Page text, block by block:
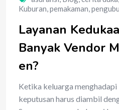
Kuburan,pemakaman,
Layanan
Banyak Vendor
en?
Ketika keluarga menghadapi
keputusan harus diambil